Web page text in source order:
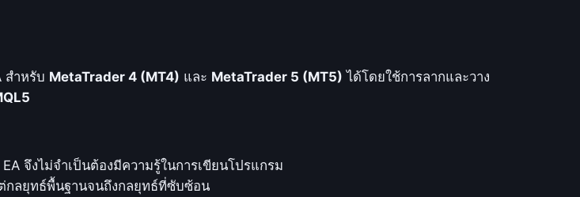
สำหรับ MetaTrader 4 (MT4) และ MetaTrader 5 (MT5) ได้โดยใช้การลากและวาง
จึงไม่จำเป็นต้องมีความรู้ในการเขียนโปรแกรม
กลยุทธ์พื้นฐานจนถึงกลยุทธ์ที่ซับซ้อน